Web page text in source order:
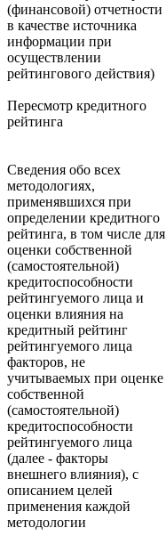
(финансовой) отчетности
в качестве источника
информации при
осуществлении
рейтингового действия)
Пересмотр кредитного
рейтинга
Сведения обо всех
методологиях,
применявшихся при
определении кредитного
рейтинга, в том числе для
оценки собственной
(самостоятельной)
кредитоспособности
рейтингуемого лица и
оценки влияния на
кредитный рейтинг
рейтингуемого лица
факторов, не
учитываемых при оценке
собственной
(самостоятельной)
кредитоспособности
рейтингуемого лица
(далее - факторы
внешнего влияния), с
описанием целей
применения каждой
методологии